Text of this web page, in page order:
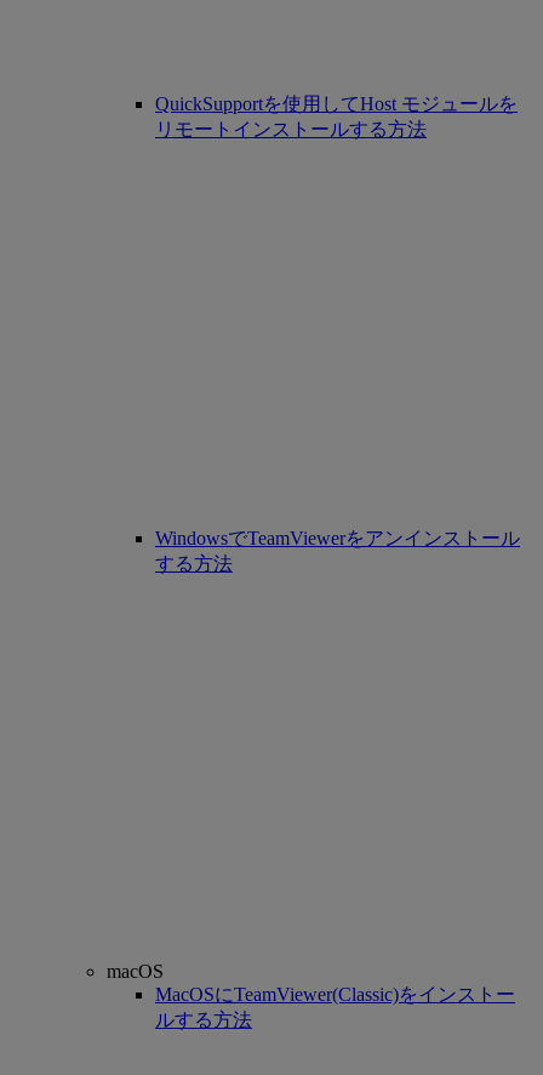
QuickSupportを使用してHost モジュールを
リモートインストールする方法
WindowsでTeamViewerをアンインストール
する方法
macOS
MacOSにTeamViewer(Classic)をインストー
ルする方法